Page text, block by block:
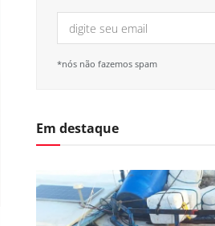
*nós não fazemos spam
Em destaque